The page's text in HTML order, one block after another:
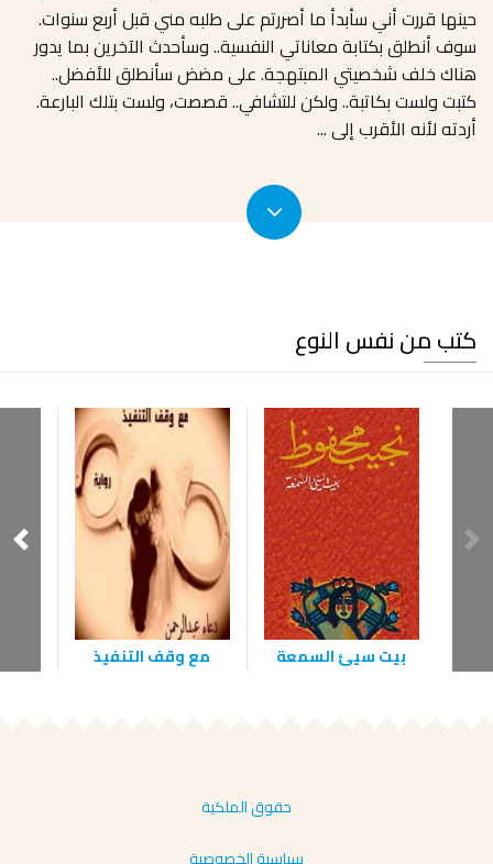
حينها قررت أني سأبدأ ما أصررتم على طلبه مني قبل أربع سنوات.
سوف أنطلق بكتابة معاناتي النفسية.. وسأحدث الآخرين بما يدور
هناك خلف شخصيتي المبتهجة. على مضض سأنطلق للأفضل..
كتبت ولست بكاتبة.. ولكن للتشافي.. قصصت، ولست بتلك البارعة.
أردته لأنه الأقرب إلى...
كتب من نفس النوع
بيت سيئ السمعة مع وقف التنفيذ
حقوق الملكية
سياسية الخصوصية